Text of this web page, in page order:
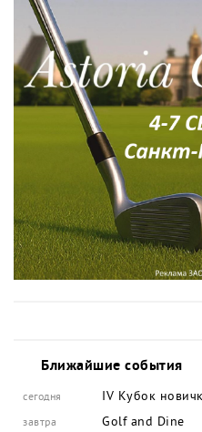
Ближайшие события
сегодня IV Кубок
завтра Golf and Dine